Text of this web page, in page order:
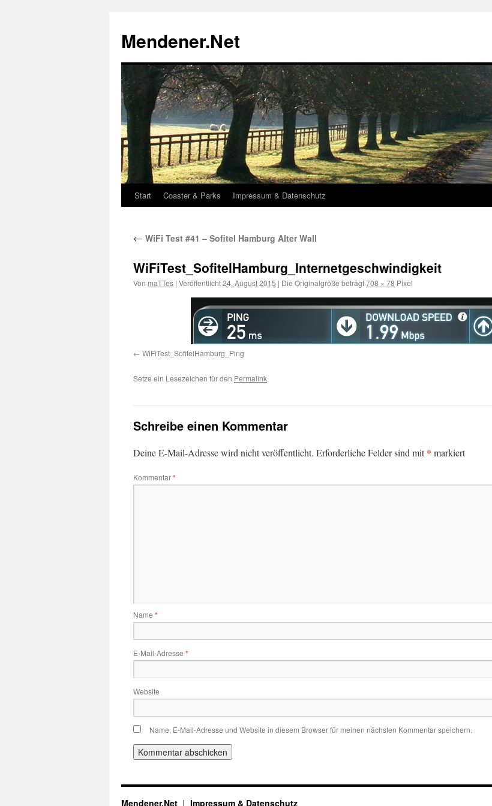
springen
Mendener.Net
Start Coaster & Parks Impressum & Datenschutz
← WiFi Test #41 – Sofitel Hamburg Alter Wall
WiFiTest_SofitelHamburg_Internetgeschwindigkeit
Von maTTes | Veröffentlicht24. August 2015 | Die Originalgröße beträgt708 × 78 Pixel
WiFiTest_SofitelHamburg_Ping
Setze ein Lesezeichen für den Permalink.
Schreibe einen Kommentar
Deine E-Mail-Adresse wird nicht veröffentlicht. Erforderliche Felder sind mit* markiert
Kommentar*
Name *
E-Mail-Adresse *
Website
Name, E-Mail-Adresse und Website in diesem Browser für meinen nächsten Kommentar speichern.
Mendener.Net Impressum & Datenschutz